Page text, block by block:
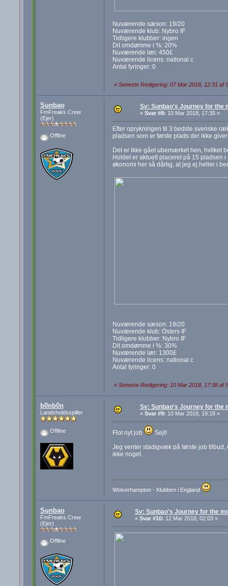
Nuværende sæson: 19/20
Nuværende klub: Nybro IF
Tidligere klubber: ingen
Dit omdømme i %: 20%
Nuværende løn: 450£
Nuværende licens: national c
Antal fyringer: 0
« Seneste Redigering: 07 Mar 2018, 12:31 af
Sunbao
FmFreaks Crew
(Ejer)
Offline
Sv: Sunbao's Journey for the
« Svar #8: 10 Mar 2018, 17:35 »
Efter oprykningen til 3 bedste svenske
pladsen som er første plads der ikke
Det er ikke gået ubemærket hen, hvilket
Holdet er aktuelt placeret på 15 pladsen
økonomi her så dårlig, at jeg ej heller i
Nuværende sæson: 19/20
Nuværende klub: Östers IF
Tidligere klubber: Nybro IF
Dit omdømme i %: 30%
Nuværende løn: 1300£
Nuværende licens: national c
Antal fyringer: 0
« Seneste Redigering: 10 Mar 2018, 17:38 af
b0nb0n
Landsholdsspiller
Offline
Sv: Sunbao's Journey for the
« Svar #9: 10 Mar 2018, 19:18 »
Flot nyt job
Sejt!
Jeg venter stadigvæk på første job tilbud,
ikke noget.
Wolverhampton - Klubben i England
Sunbao
FmFreaks Crew
(Ejer)
Offline
Sv: Sunbao's Journey for the
« Svar #10: 12 Mar 2018, 02:03 »